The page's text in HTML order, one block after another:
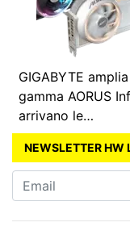
GIGABYTE
gamma AORUS
arrivano le…
NEWSLETTER HW